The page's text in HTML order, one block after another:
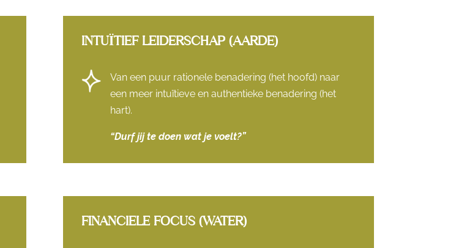
INTUÏTIEF LEIDERSCHAP (AARDE)
Van een puur rationele benadering (het hoofd) naar
een meer intuïtieve en authentieke benadering (het
hart).
“Durf jij te doen wat je voelt?”
FINANCIELE FOCUS (WATER)